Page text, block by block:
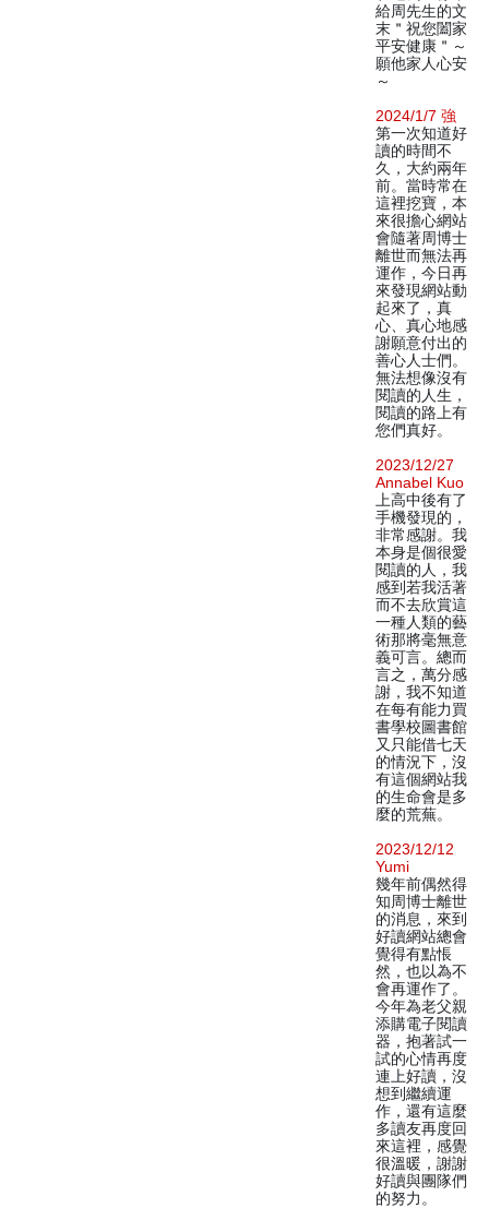
給周先生的文
末＂祝您闔家
平安健康＂～
願他家人心安
～
2024/1/7 強
第一次知道好
讀的時間不
久，大約兩年
前。當時常在
這裡挖寶，本
來很擔心網站
會隨著周博士
離世而無法再
運作，今日再
來發現網站動
起來了，真
心、真心地感
謝願意付出的
善心人士們。
無法想像沒有
閱讀的人生，
閱讀的路上有
您們真好。
2023/12/27
Annabel Kuo
上高中後有了
手機發現的，
非常感謝。我
本身是個很愛
閱讀的人，我
感到若我活著
而不去欣賞這
一種人類的藝
術那將毫無意
義可言。總而
言之，萬分感
謝，我不知道
在每有能力買
書學校圖書館
又只能借七天
的情況下，沒
有這個網站我
的生命會是多
麼的荒蕪。
2023/12/12
Yumi
幾年前偶然得
知周博士離世
的消息，來到
好讀網站總會
覺得有點悵
然，也以為不
會再運作了。
今年為老父親
添購電子閱讀
器，抱著試一
試的心情再度
連上好讀，沒
想到繼續運
作，還有這麼
多讀友再度回
來這裡，感覺
很溫暖，謝謝
好讀與團隊們
的努力。